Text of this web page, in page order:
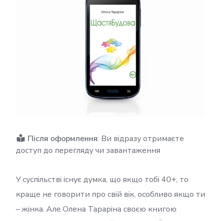
Після оформлення: Ви відразу отримаєте
доступ до перегляду чи завантаження
У суспільстві існує думка, що якщо тобі 40+, то
краще не говорити про свій вік, особливо якщо ти
– жінка. Але Олена Тараріна своєю книгою